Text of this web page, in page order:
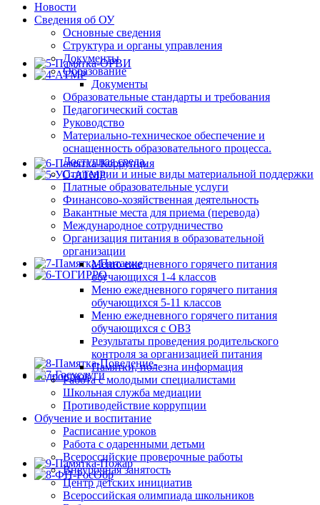
Новости
Сведения об ОУ
Основные сведения
Структура и органы управления
Документы
Образование
Документы
Образовательные стандарты и требования
Педагогический состав
Руководство
Материально-техническое обеспечение и
оснащенность образовательного процесса.
Доступная среда.
Стипендии и иные виды материальной поддержки
Платные образовательные услуги
Финансово-хозяйственная деятельность
Вакантные места для приема (перевода)
Международное сотрудничество
Организация питания в образовательной
организации
Меню ежедневного горячего питания
обучающихся 1-4 классов
Меню ежедневного горячего питания
обучающихся 5-11 классов
Меню ежедневного горячего питания
обучающихся с ОВЗ
Результаты проведения родительского
контроля за организацией питания
Памятки, полезна информация
Работа с молодыми специалистами
Школьная служба медиации
Противодействие коррупции
Обучение и воспитание
Расписание уроков
Работа с одаренными детьми
Всероссийские проверочные работы
Внеурочная занятость
Центр детских инициатив
Всероссийская олимпиада школьников